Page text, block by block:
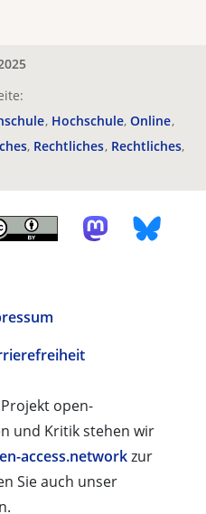
Hochschule Online
Rechtliches Rechtliches
open-
und Kritik stehen wir
access.networkzur
Sie auch unser